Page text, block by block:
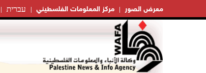
עברית مركز المعلومات الفلسطيني معرض الصور